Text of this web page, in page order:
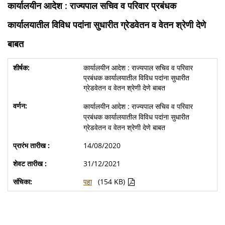
कार्यालयीन आदेश : राज्यपाल सचिव व परिवार प्रबंधक
कार्यालयातील विविध पदांना सुधारीत ग्रेडवेतन व वेतन श्रेणी देणे
बाबत
कार्यालयीन आदेश : राज्यपाल सचिव व परिवार
प्रबंधक कार्यालयातील विविध पदांना सुधारीत
ग्रेडवेतन व वेतन श्रेणी देणे बाबत
कार्यालयीन आदेश : राज्यपाल सचिव व परिवार
प्रबंधक कार्यालयातील विविध पदांना सुधारीत
ग्रेडवेतन व वेतन श्रेणी देणे बाबत
14/08/2020
31/12/2021
पहा
(154 KB)